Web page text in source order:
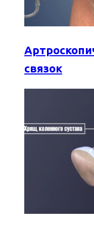
связок